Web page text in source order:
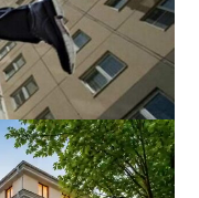
погиб 26-летний